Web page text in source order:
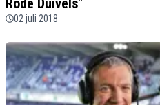
02 juli 2018